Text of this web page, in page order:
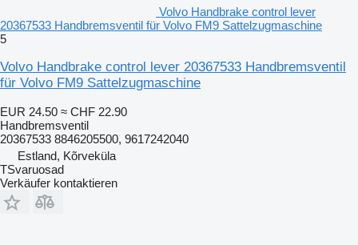
Volvo Handbrake control lever
20367533 Handbremsventil für Volvo FM9 Sattelzugmaschine
5
Volvo Handbrake control lever 20367533 Handbremsventil
für Volvo FM9 Sattelzugmaschine
EUR 24.50 ≈ CHF 22.90
Handbremsventil
20367533 8846205500, 9617242040
Estland, Kõrveküla
TSvaruosad
Verkäufer kontaktieren